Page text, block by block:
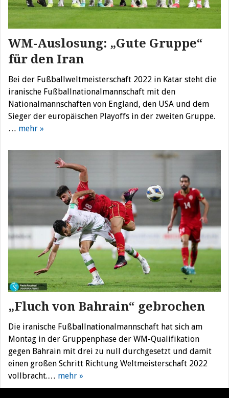
WM-Auslosung: „Gute Gruppe“
für den Iran
Bei der Fußballweltmeisterschaft 2022 in Katar steht die
iranische Fußballnationalmannschaft mit den
Nationalmannschaften von England, den USA und dem
Sieger der europäischen Playoffs in der zweiten Gruppe.
… mehr »
„Fluch von Bahrain“ gebrochen
Die iranische Fußballnationalmannschaft hat sich am
Montag in der Gruppenphase der WM-Qualifikation
gegen Bahrain mit drei zu null durchgesetzt und damit
einen großen Schritt Richtung Weltmeisterschaft 2022
vollbracht.… mehr »